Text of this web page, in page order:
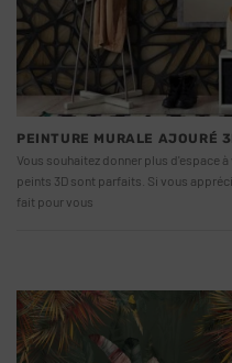
PEINTURE MURALE AJOURÉ
Vous souhaitez donner plus d'espace
peints 3D sont parfaits. Si vous
fait pour vous